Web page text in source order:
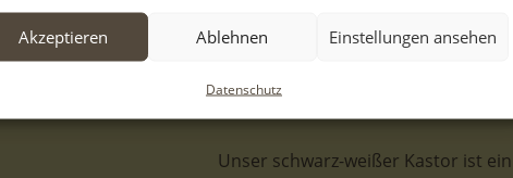
Akzeptieren Ablehnen Einstellungen ansehen
Datenschutz
ergeben hat. Er hat mittlerweile
sehen. Kastor ist ein wirklich toller
endlich das Leben im Tierheim
Unser schwarz-weißer Kastor ist